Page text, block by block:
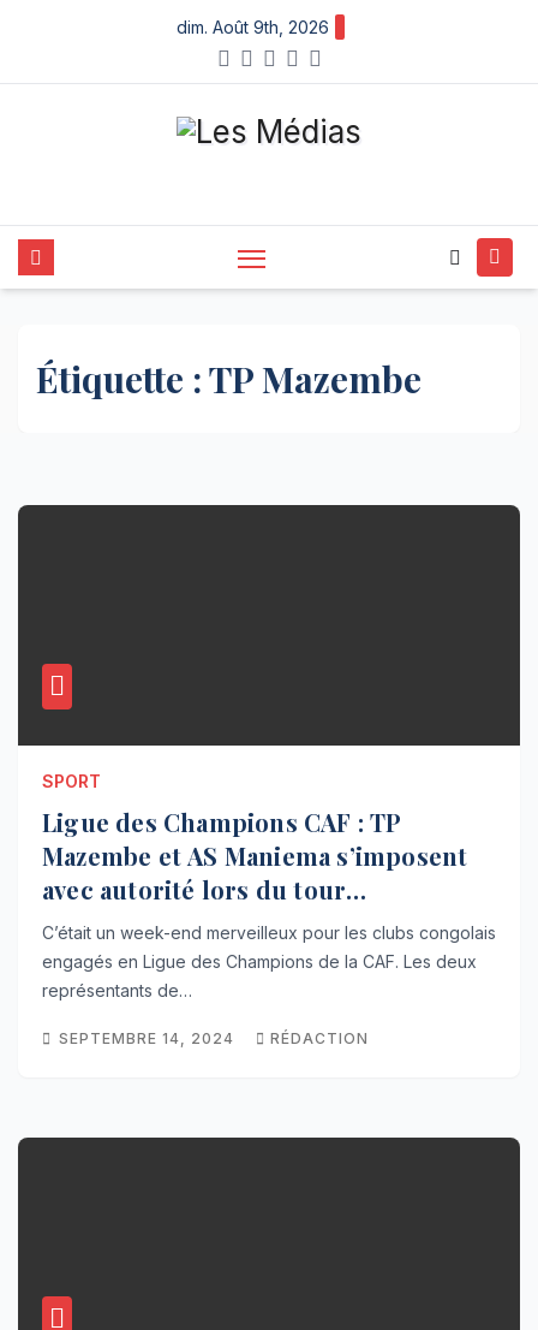
content
dim. Août 9th, 2026
Étiquette :TP Mazembe
SPORT
Ligue des Champions CAF : TP
Mazembe et AS Maniema s’imposent
avec autorité lors du tour
préliminaire
C’était un week-end merveilleux pour les clubs congolais
engagés en Ligue des Champions de la CAF. Les deux
représentants de…
SEPTEMBRE 14, 2024 RÉDACTION